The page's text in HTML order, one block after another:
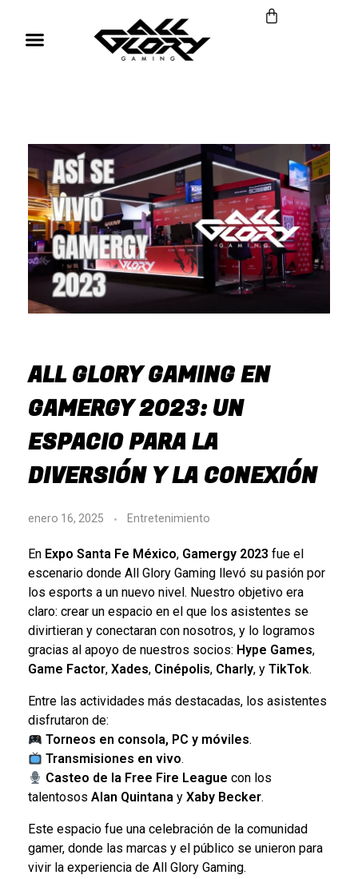
ALL GLORY GAMING EN
GAMERGY 2023: UN
ESPACIO PARA LA
DIVERSIÓN Y LA CONEXIÓN
enero 16, 2025 Entretenimiento
En Expo Santa Fe México, Gamergy 2023 fue el
escenario donde All Glory Gaming llevó su pasión por
los esports a un nuevo nivel. Nuestro objetivo era
claro: crear un espacio en el que los asistentes se
divirtieran y conectaran con nosotros, y lo logramos
gracias al apoyo de nuestros socios: Hype Games,
Game Factor, Xades, Cinépolis, Charly, y TikTok.
Entre las actividades más destacadas, los asistentes
disfrutaron de:
Torneos en consola, PC y móviles.
Transmisiones en vivo.
Casteo de la Free Fire League con los
talentosos Alan Quintana y Xaby Becker.
Este espacio fue una celebración de la comunidad
gamer, donde las marcas y el público se unieron para
vivir la experiencia de All Glory Gaming.